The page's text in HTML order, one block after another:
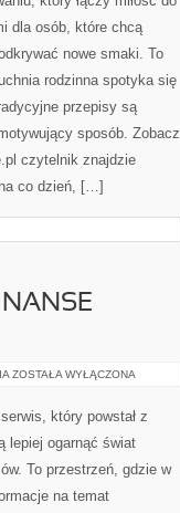
DOMOWE
FOOD
dla osób, które chcą
nowe smaki. To
rodzinna spotyka się
przepisy są
sposób. Zobacz
czytelnik znajdzie
co dzień, […]
PORÓWNYWARKI
FINANSE
MŁODYCH
ZOSTAŁA WYŁĄCZONA
który powstał z
lepiej ogarnąć świat
To przestrzeń, gdzie w
na temat